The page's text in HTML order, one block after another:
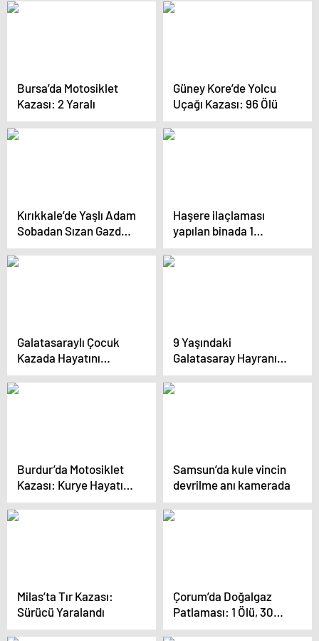
Bursa’da Motosiklet
Kazası: 2 Yaralı
Güney Kore’de Yolcu
Uçağı Kazası: 96 Ölü
Kırıkkale’de Yaşlı Adam
Sobadan Sızan Gazdan
Zehirlendi
Haşere ilaçlaması
yapılan binada 1
yaşındaki bebek
hayatını kaybetti, firma
Galatasaraylı Çocuk
Kazada Hayatını
Kaybetti
9 Yaşındaki
Galatasaray Hayranı
Oğul Organsal Bağışta
Bulundu
Burdur’da Motosiklet
Kazası: Kurye Hayatını
Kaybetti
Samsun’da kule vincin
devrilme anı kamerada
Milas’ta Tır Kazası:
Sürücü Yaralandı
Çorum’da Doğalgaz
Patlaması: 1 Ölü, 30
Taburcu